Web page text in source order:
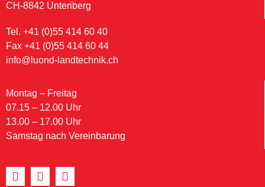
CH-8842 Unteriberg
Tel. +41 (0)55 414 60 40
Fax +41 (0)55 414 60 44
info@luond-landtechnik.ch
Montag – Freitag
07.15 – 12.00 Uhr
13.00 – 17.00 Uhr
Samstag nach Vereinbarung